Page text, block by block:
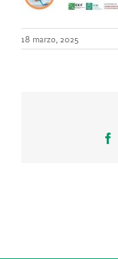
18 marzo, 2025